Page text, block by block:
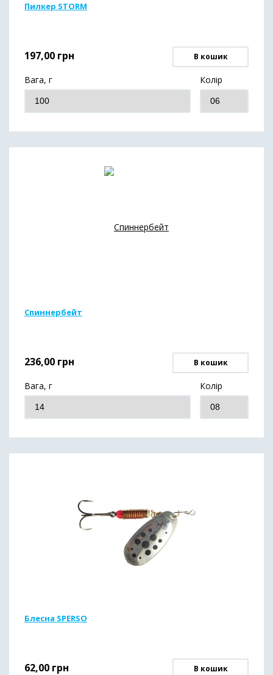
Пилкер STORM
197,00 грн В кошик
Вага, г Колір
Спиннербейт
236,00 грн В кошик
Вага, г Колір
Блесна SPERSO
62,00 грн В кошик